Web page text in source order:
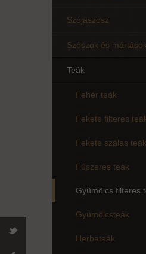
Szójaszósz
Szószok és mártások
Teák
Fehér teák
Fekete filteres
Fekete szálas teák
Fűszeres teák
Gyümölcs filteres
Gyümölcsteák
Herbateák